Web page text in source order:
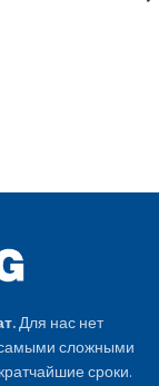
Для нас нет
сложными
сроки.